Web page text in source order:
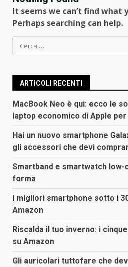
It seems we can’t find what
Perhaps searching can help.
Ricerca
per:
ARTICOLI RECENTI
MacBook Neo è qui: ecco le
laptop economico di Apple per
Hai un nuovo smartphone
gli accessori che devi
Smartband e smartwatch
forma
I migliori smartphone sotto i
Amazon
Riscalda il tuo inverno: i
su Amazon
Gli auricolari tuttofare che